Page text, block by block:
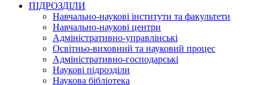
ПІДРОЗДІЛИ
Навчально-наукові інститути та факультети
Навчально-наукові центри
Адміністративно-управлінські
Освітньо-виховний та науковий процес
Адміністративно-господарські
Наукові підрозділи
Наукова бібліотека